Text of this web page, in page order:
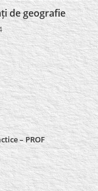
de geografie
– PROF